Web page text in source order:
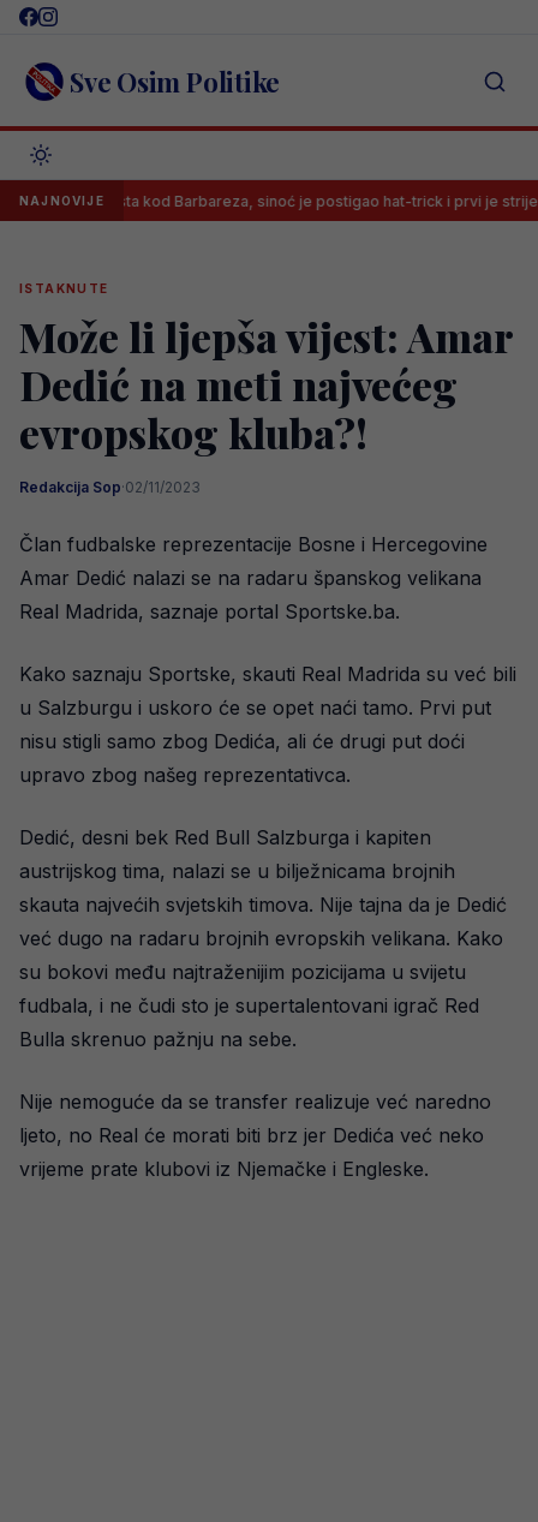
Skip
content Sve Osim Politike
NAJNOVIJE
mjesta kod Barbareza, sinoć je postigao hat-trick i prvi je strijelac HNL-
ISTAKNUTE
Može li ljepša vijest: Amar
Dedić na meti najvećeg
evropskog kluba?!
Redakcija Sop·02/11/2023
Član fudbalske reprezentacije Bosne i Hercegovine
Amar Dedić nalazi se na radaru španskog velikana
Real Madrida, saznaje portal Sportske.ba.
Kako saznaju Sportske, skauti Real Madrida su već bili
u Salzburgu i uskoro će se opet naći tamo. Prvi put
nisu stigli samo zbog Dedića, ali će drugi put doći
upravo zbog našeg reprezentativca.
Dedić, desni bek Red Bull Salzburga i kapiten
austrijskog tima, nalazi se u bilježnicama brojnih
skauta najvećih svjetskih timova. Nije tajna da je Dedić
već dugo na radaru brojnih evropskih velikana. Kako
su bokovi među najtraženijim pozicijama u svijetu
fudbala, i ne čudi sto je supertalentovani igrač Red
Bulla skrenuo pažnju na sebe.
Nije nemoguće da se transfer realizuje već naredno
ljeto, no Real će morati biti brz jer Dedića već neko
vrijeme prate klubovi iz Njemačke i Engleske.